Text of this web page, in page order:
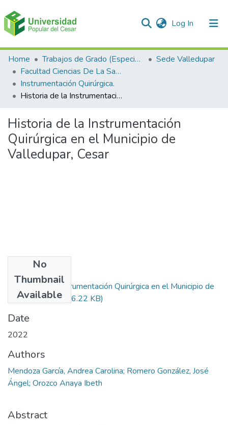
Log In (current)
Communities & Collections
All of DSpace
Statistics
Home Trabajos de Grado (Especializaciones y Pregrados)
Sede Valledupar
Facultad Ciencias De La Salud.
Instrumentación Quirúrgica.
Historia de la Instrumentación Quirúrgica en el Municipio de Valledupar, Cesar
Historia de la Instrumentación
Quirúrgica en el Municipio de
Valledupar, Cesar
No
Thumbnail
Available
Historia de la Instrumentación Quirúrgica en el Municipio de
Valledupar.docx
(16.22 KB)
Date
2022
Authors
Mendoza García, Andrea Carolina; Romero González, José
Ángel; Orozco Anaya Ibeth
Abstract